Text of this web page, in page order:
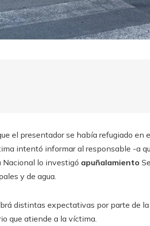
el presentador se había refugiado en
intentó informar al responsable -a
lo investigó apuñalamiento Se
y de agua.
distintas expectativas por parte de la
que atiende a la víctima.